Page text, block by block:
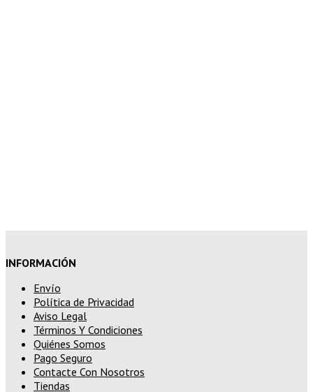
INFORMACIÓN
Envío
Política de Privacidad
Aviso Legal
Términos Y Condiciones
Quiénes Somos
Pago Seguro
Contacte Con Nosotros
Tiendas